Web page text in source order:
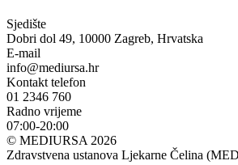
Sjedište
Dobri dol 49, 10000 Zagreb, Hrvatska
E-mail
info@mediursa.hr
Kontakt telefon
01 2346 760
Radno vrijeme
07:00-20:00
© MEDIURSA 2026
Zdravstvena ustanova Ljekarne Čelina